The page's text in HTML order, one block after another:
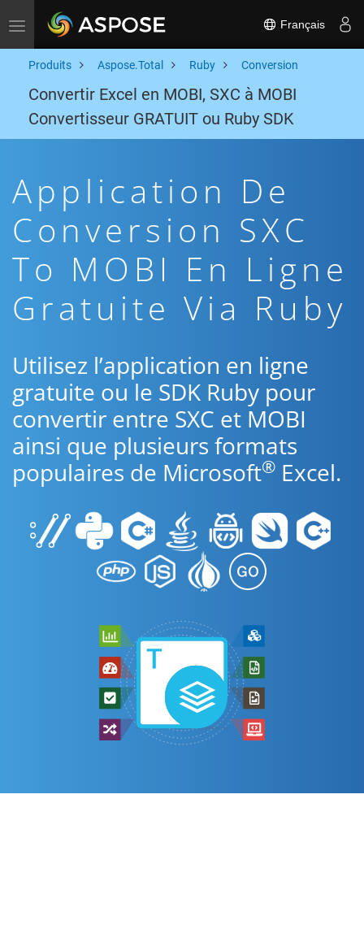
Toggle navigation Français
Produits Aspose.Total Ruby Conversion
Convertir Excel en MOBI, SXC à MOBI
Convertisseur GRATUIT ou Ruby SDK
Application De
Conversion SXC
To MOBI En Ligne
Gratuite Via Ruby
Utilisez l’application en ligne
gratuite ou le SDK Ruby pour
convertir entre SXC et MOBI
ainsi que plusieurs formats
populaires de Microsoft® Excel.